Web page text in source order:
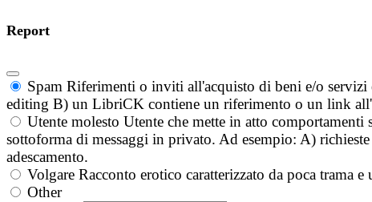
Report
Spam Riferimenti o inviti all'acquisto di beni e/o
editing B) un LibriCK contiene un riferimento o un link
Utente molesto Utente che mette in atto
sottoforma di messaggi in privato. Ad esempio: A)
adescamento.
Volgare Racconto erotico caratterizzato da poca trama
Other